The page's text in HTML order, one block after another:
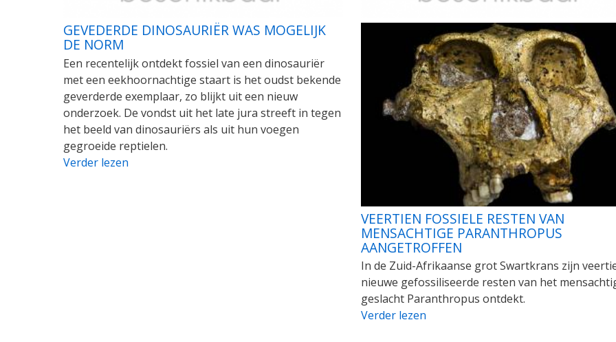
GEVEDERDE DINOSAURIËR WAS MOGELIJK
DE NORM
Een recentelijk ontdekt fossiel van een dinosauriër
met een eekhoornachtige staart is het oudst bekende
geverderde exemplaar, zo blijkt uit een nieuw
onderzoek. De vondst uit het late jura streeft in tegen
het beeld van dinosauriërs als uit hun voegen
gegroeide reptielen.
Verder lezen
VEERTIEN FOSSIELE RESTEN VAN
MENSACHTIGE PARANTHROPUS
AANGETROFFEN
In de Zuid-Afrikaanse grot Swartkrans zijn
nieuwe gefossiliseerde resten van het
geslacht Paranthropus ontdekt.
Verder lezen